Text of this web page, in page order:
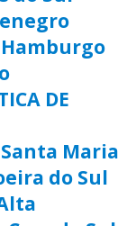
Hamburgo
DE
Maria
do Sul